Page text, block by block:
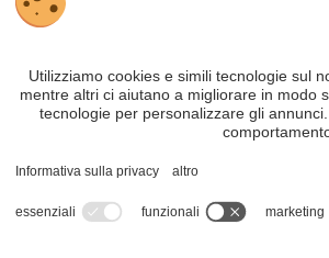
tanto, in uno dei mulini, ancora oggi viene
è il paese di Longiarù, una località di
Seres. Un'escursione che vale